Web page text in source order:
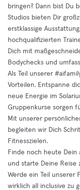
bringen? Dann bist Du
Studios bieten Dir
erstklassige
hochqualifizierten
Dich mit
Bodychecks und
Als Teil unserer
Vorteilen. Entspanne
neue Energie im
Gruppenkurse sorgen
Mit unserer
begleiten wir Dich
Fitnesszielen.
Finde noch heute Dein
und starte Deine
Werde ein Teil unserer
wirklich all inclusive zu